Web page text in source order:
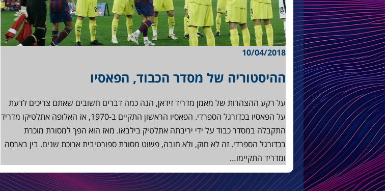
10/04/2018
ההיסטוריה של מסדר הכבוד, הפאסיו
על רקע ההצהרות של מאמן מדריד זידאן, הנה כמה דברים חשובים שאתם צריכים לדעת
על הפאסיו בכדורגל הספרדי. הפאסיו הראשון התקיים ב-1970, אז האלופה אתלטיקו מדריד
התקבלה במסדר כבוד על ידי יריבתה אתלטיק בילבאו. מאז הוא הפך למסורת מוכרת
בכדורגל הספרדי. זה לא חוק, ולא חובה, פשוט מסורת ספורטיבית ארוכת שנים. בין בארסה
ומדריד התקיימו…